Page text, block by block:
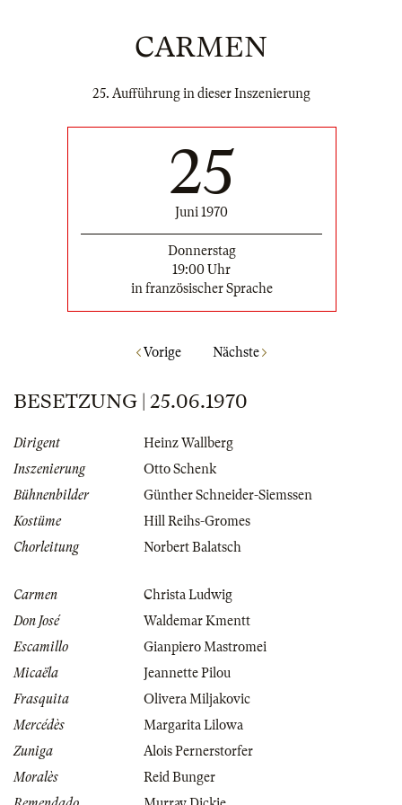
CARMEN
25. Aufführung in dieser Inszenierung
25
Juni 1970
Donnerstag
19:00 Uhr
in französischer Sprache
Vorige Nächste
BESETZUNG | 25.06.1970
Dirigent
Heinz Wallberg
Inszenierung
Otto Schenk
Bühnenbilder
Günther Schneider-Siemssen
Kostüme
Hill Reihs-Gromes
Chorleitung
Norbert Balatsch
Carmen
Christa Ludwig
Don José
Waldemar Kmentt
Escamillo
Gianpiero Mastromei
Micaëla
Jeannette Pilou
Frasquita
Olivera Miljakovic
Mercédès
Margarita Lilowa
Zuniga
Alois Pernerstorfer
Moralès
Reid Bunger